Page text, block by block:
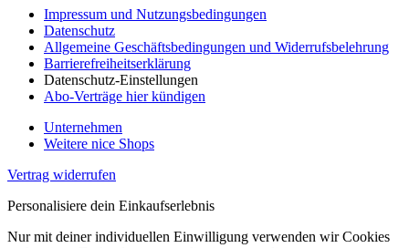
Impressum und Nutzungsbedingungen
Datenschutz
Allgemeine Geschäftsbedingungen und Widerrufsbelehrung
Barrierefreiheitserklärung
Datenschutz-Einstellungen
Abo-Verträge hier kündigen
Unternehmen
Weitere nice Shops
Vertrag widerrufen
Personalisiere dein Einkaufserlebnis
Nur mit deiner individuellen Einwilligung verwenden wir Cookies